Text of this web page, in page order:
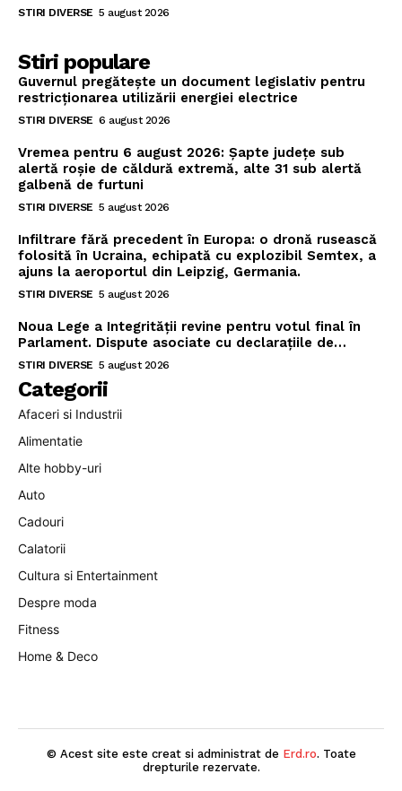
STIRI DIVERSE 5 august 2026
Stiri populare
Guvernul pregătește un document legislativ pentru
restricționarea utilizării energiei electrice
STIRI DIVERSE 6 august 2026
Vremea pentru 6 august 2026: Șapte județe sub
alertă roșie de căldură extremă, alte 31 sub alertă
galbenă de furtuni
STIRI DIVERSE 5 august 2026
Infiltrare fără precedent în Europa: o dronă rusească
folosită în Ucraina, echipată cu explozibil Semtex, a
ajuns la aeroportul din Leipzig, Germania.
STIRI DIVERSE 5 august 2026
Noua Lege a Integrității revine pentru votul final în
Parlament. Dispute asociate cu declarațiile de…
STIRI DIVERSE 5 august 2026
Categorii
Afaceri si Industrii
Alimentatie
Alte hobby-uri
Auto
Cadouri
Calatorii
Cultura si Entertainment
Despre moda
Fitness
Home & Deco
© Acest site este creat si administrat de Erd.ro. Toate
drepturile rezervate.